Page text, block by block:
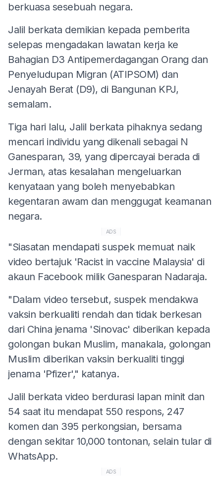
berkuasa sesebuah negara.
Jalil berkata demikian kepada pemberita
selepas mengadakan lawatan kerja ke
Bahagian D3 Antipemerdagangan Orang dan
Penyeludupan Migran (ATIPSOM) dan
Jenayah Berat (D9), di Bangunan KPJ,
semalam.
Tiga hari lalu, Jalil berkata pihaknya sedang
mencari individu yang dikenali sebagai N
Ganesparan, 39, yang dipercayai berada di
Jerman, atas kesalahan mengeluarkan
kenyataan yang boleh menyebabkan
kegentaran awam dan menggugat keamanan
negara.
ADS
"Siasatan mendapati suspek memuat naik
video bertajuk 'Racist in vaccine Malaysia' di
akaun Facebook milik Ganesparan Nadaraja.
"Dalam video tersebut, suspek mendakwa
vaksin berkualiti rendah dan tidak berkesan
dari China jenama 'Sinovac' diberikan kepada
golongan bukan Muslim, manakala, golongan
Muslim diberikan vaksin berkualiti tinggi
jenama 'Pfizer'," katanya.
Jalil berkata video berdurasi lapan minit dan
54 saat itu mendapat 550 respons, 247
komen dan 395 perkongsian, bersama
dengan sekitar 10,000 tontonan, selain tular di
WhatsApp.
ADS